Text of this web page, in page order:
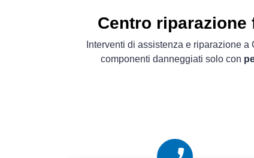
Centro riparazione
Interventi di assistenza e riparazione
componenti danneggiati solo con